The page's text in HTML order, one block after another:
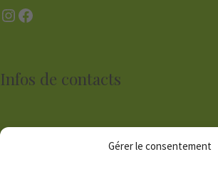
Gérer le consentement
Instagram
Facebook
Infos de contacts
10 rue Brémond d'Ars 29300 Quimperlé